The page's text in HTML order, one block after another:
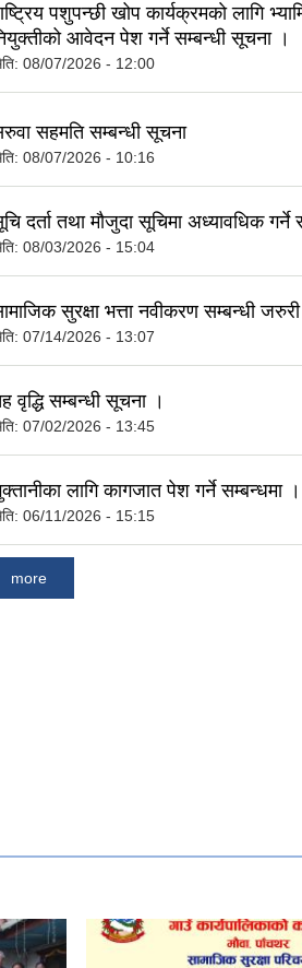
पशुपन्छी खोप कार्यक्रमकाे लागि
आवेदन पेश गर्ने सम्बन्धी सूचना ।
08/07/2026 - 12:00
सहमति सम्बन्धी सूचना
08/07/2026 - 10:16
दर्ता तथा मौजुदा सूचिमा अध्यावधिक गर्ने
08/03/2026 - 15:04
सुरक्षा भत्ता नवीकरण सम्बन्धी
07/14/2026 - 13:07
वृद्धि सम्बन्धी सूचना ।
07/02/2026 - 13:45
लागि कागजात पेश गर्ने सम्बन्धमा ।
06/11/2026 - 15:15
more